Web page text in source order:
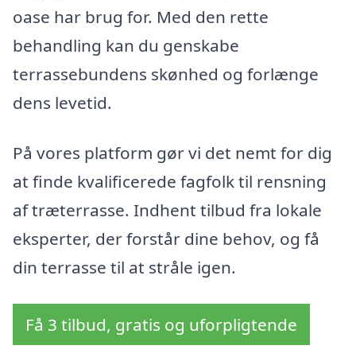
oase har brug for. Med den rette
behandling kan du genskabe
terrassebundens skønhed og forlænge
dens levetid.
På vores platform gør vi det nemt for dig
at finde kvalificerede fagfolk til rensning
af træterrasse. Indhent tilbud fra lokale
eksperter, der forstår dine behov, og få
din terrasse til at stråle igen.
Få 3 tilbud, gratis og uforpligtende